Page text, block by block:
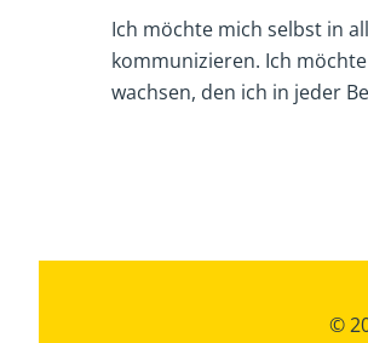
Ich möchte mich selbst in
kommunizieren. Ich
wachsen, den ich in jeder
©